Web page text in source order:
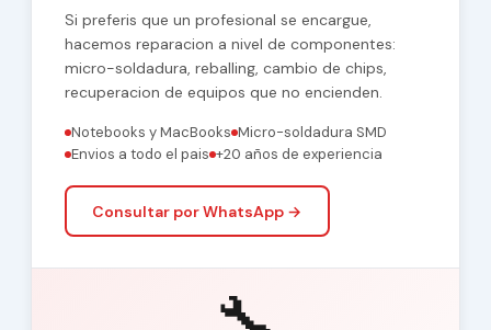
Si preferis que un profesional se encargue,
hacemos reparacion a nivel de componentes:
micro-soldadura, reballing, cambio de chips,
recuperacion de equipos que no encienden.
Notebooks y MacBooks Micro-soldadura SMD
Envios a todo el pais +20 años de experiencia
Consultar por WhatsApp →